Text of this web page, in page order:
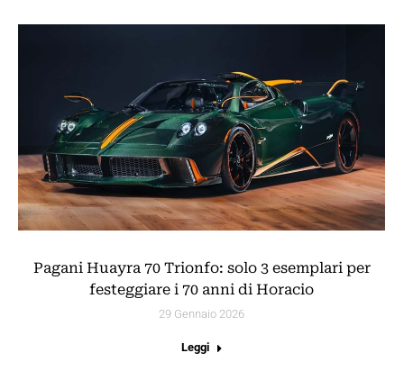
Pagani Huayra 70 Trionfo: solo 3 esemplari per
festeggiare i 70 anni di Horacio
29 Gennaio 2026
Leggi